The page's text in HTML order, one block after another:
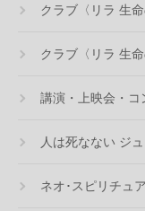
クラブ〈リラ 生
クラブ〈リラ 生
講演・上映会・コ
人は死なない ジ
ネオ･スピリチュ